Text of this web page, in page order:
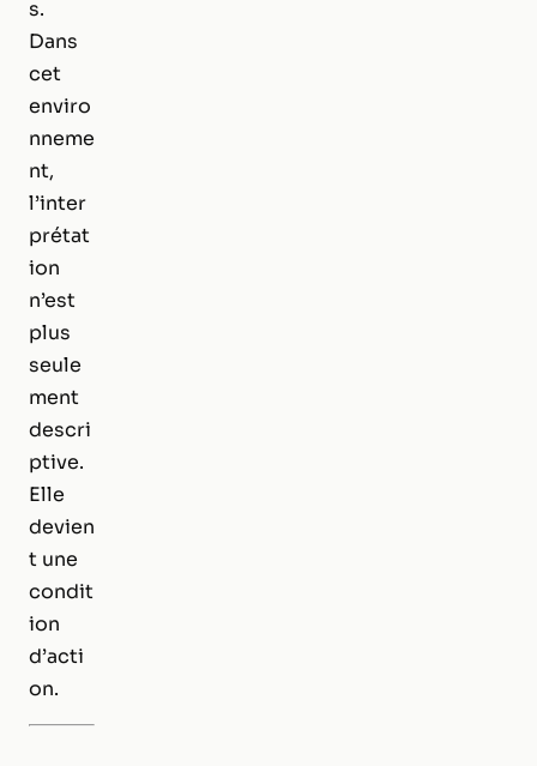
s.
Dans
cet
enviro
nneme
nt,
l’inter
prétat
ion
n’est
plus
seule
ment
descri
ptive.
Elle
devien
t une
condit
ion
d’acti
on.